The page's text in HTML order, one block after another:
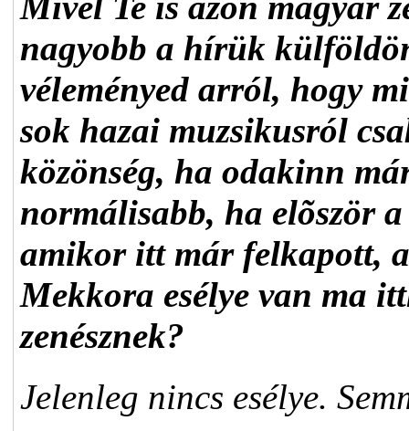
nagyobb a hírük
véleményed arról, hogy
sok hazai muzsikusról
közönség, ha odakinn
normálisabb, ha elõször
amikor itt már felkapott,
Mekkora esélye van ma
zenésznek?
Jelenleg nincs esélye.